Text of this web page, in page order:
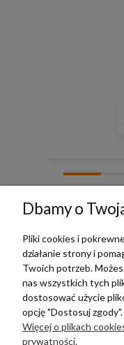
Dbamy o
Pliki cookies i
działanie strony i
Twoich potrzeb.
nas wszystkich tych
dostosować użycie
opcję "Dostosuj zgody".
Więcej o plikach
prywatności.